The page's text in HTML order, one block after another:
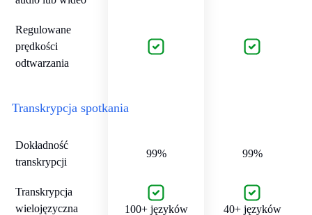
Regulowane
prędkości
odtwarzania
Transkrypcja spotkania
Dokładność
transkrypcji
99% 99%
Transkrypcja
wielojęzyczna
100+ języków 40+ języków